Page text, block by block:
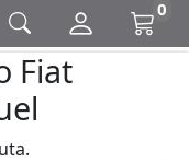
0
Fiat